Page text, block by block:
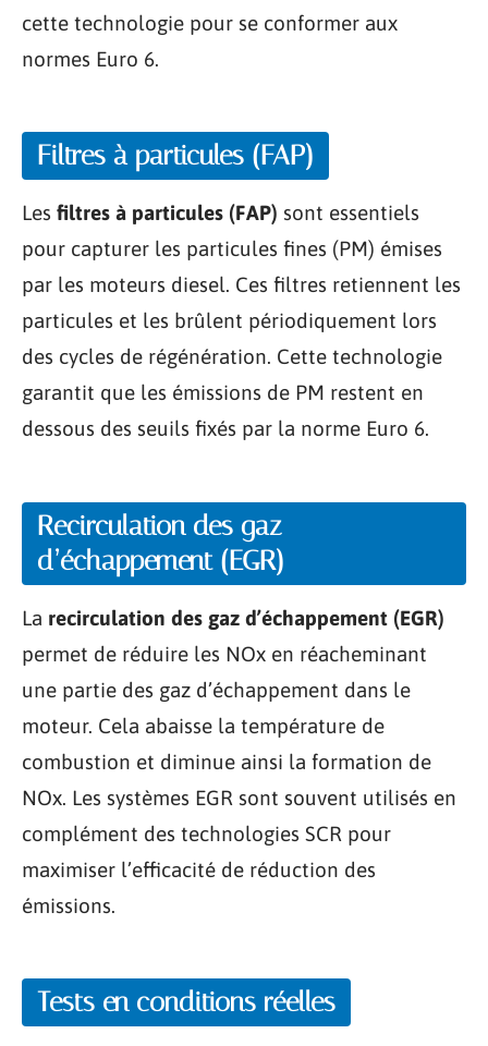
cette technologie pour se conformer aux
normes Euro 6.
Filtres à particules (FAP)
Les filtres à particules (FAP) sont essentiels
pour capturer les particules fines (PM) émises
par les moteurs diesel. Ces filtres retiennent les
particules et les brûlent périodiquement lors
des cycles de régénération. Cette technologie
garantit que les émissions de PM restent en
dessous des seuils fixés par la norme Euro 6.
Recirculation des gaz
d’échappement (EGR)
La recirculation des gaz d’échappement (EGR)
permet de réduire les NOx en réacheminant
une partie des gaz d’échappement dans le
moteur. Cela abaisse la température de
combustion et diminue ainsi la formation de
NOx. Les systèmes EGR sont souvent utilisés en
complément des technologies SCR pour
maximiser l’efficacité de réduction des
émissions.
Tests en conditions réelles